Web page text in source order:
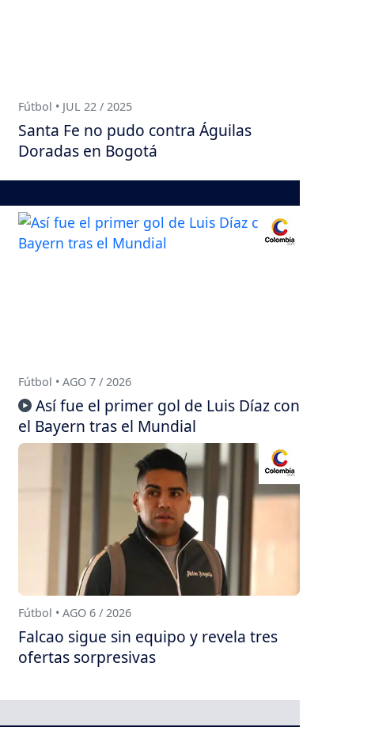
Fútbol • JUL 22 / 2025
Santa Fe no pudo contra Águilas
Doradas en Bogotá
Fútbol • AGO 7 / 2026
Así fue el primer gol de Luis Díaz con
el Bayern tras el Mundial
Fútbol • AGO 6 / 2026
Falcao sigue sin equipo y revela tres
ofertas sorpresivas